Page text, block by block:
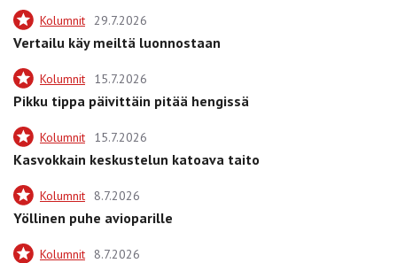
Kolumnit 29.7.2026
Vertailu käy meiltä luonnostaan
Kolumnit 15.7.2026
Pikku tippa päivittäin pitää hengissä
Kolumnit 15.7.2026
Kasvokkain keskustelun katoava taito
Kolumnit 8.7.2026
Yöllinen puhe avioparille
Kolumnit 8.7.2026